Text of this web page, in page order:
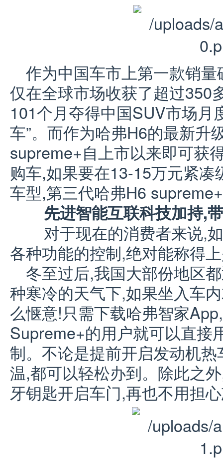
作为中国车市上第一款销
仅在全球市场收获了超过350
101个月夺得中国SUV市场月
车”。而作为哈弗H6的最新升
supreme+自上市以来即可获
购车,如果要在13-15万元紧
车型,第三代哈弗H6
先进智能互联科技加持,
对于现在的消费者来说,
各种功能的控制,绝对能称得
冬至过后,我国大部份地区
种寒冷的天气下,如果坐入车
么惬意!只需下载哈弗智家
Supreme+的用户就可以直接
制。不论是提前开启发动机
温,都可以轻松办到。除此之
牙钥匙开启车门,再也不用担